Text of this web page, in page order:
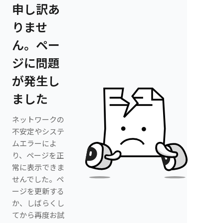
申し訳あ
りませ
ん。ペー
ジに問題
が発生し
ました
ネットワークの
不安定やシステ
ムエラーによ
り、ページを正
常に表示できま
せんでした。ペ
ージを更新する
か、しばらくし
てから再度お試